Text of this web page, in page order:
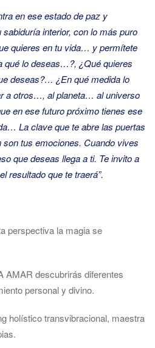
en ese estado de paz y
interior, con lo más puro
quieres en tu vida… y permítete
qué lo deseas…?, ¿Qué quieres
deseas?… ¿En qué medida lo
a otros…, al planeta… al universo
en ese futuro próximo tienes ese
La clave que te abre las puertas
tus emociones. Cuando vives
que deseas llega a ti. Te invito a
resultado que te traerá”.
perspectiva la magia se
AMAR descubrirás diferentes
personal y divino.
holístico transvibracional, maestra